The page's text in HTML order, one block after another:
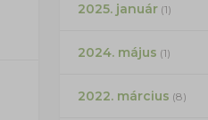
2025. január(1)
2024. május (1)
2022. március (8)